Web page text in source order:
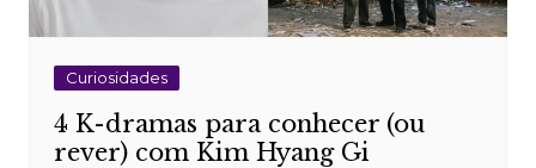
Curiosidades
4 K-dramas para conhecer (ou
rever) com Kim Hyang Gi